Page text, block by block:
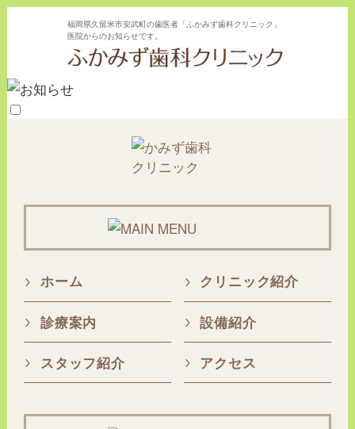
福岡県久留米市安武町の歯医者「ふかみず歯科クリニック」
医院からのお知らせです。
ホーム クリニック紹介
診療案内 設備紹介
スタッフ紹介 アクセス